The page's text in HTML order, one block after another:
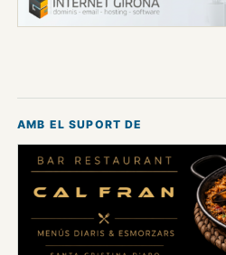
AMB EL SUPORT DE